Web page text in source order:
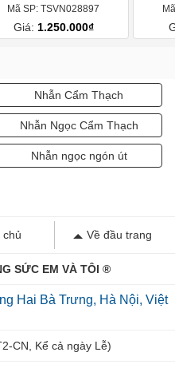
Mã SP: TSVN028897
Giá: 1.250.000₫
Nhẫn Cẩm Thạch
Nhẫn Ngọc Cẩm Thạch
Nhẫn ngọc ngón út
chủ Về đầu trang
SỨC EM VÀ TÔI ®
Hai Bà Trưng, Hà Nội, Việt
CN, Kể cả ngày Lễ)